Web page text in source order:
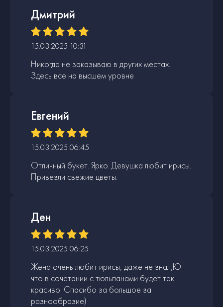
Дмитрий
15.03.2025 10:31
Никогда не заказываю в других местах.
Здесь все на высшем уровне
Евгений
15.03.2025 06:45
Отличный букет. Ярко. Девушка любит ирисы.
Привезли свежие цветы.
Ден
15.03.2025 06:25
Жена очень любит ирисы, даже не знал,Ю
что в сочетании с тюльпанами будет так
красиво. Спасибо за большое за
разнообразие)